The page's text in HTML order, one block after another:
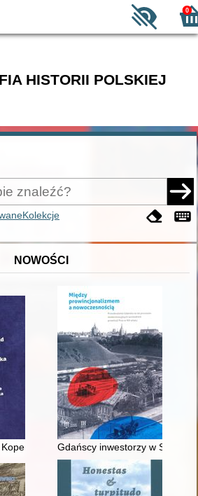
0
HISTORII POLSKIEJ
Kolekcje
NOWOŚCI
Kopernika z rodu Ślązaka
Gdańscy inwestorzy w